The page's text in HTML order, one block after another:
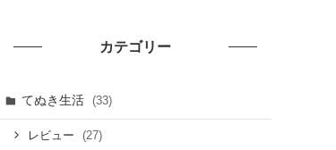
カテゴリー
てぬき生活 (33)
レビュー (27)